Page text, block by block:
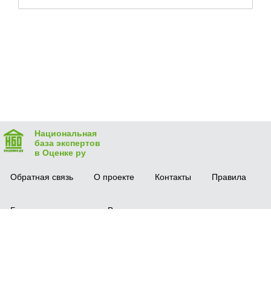
Национальная
база экспертов
в Оценке ру
Обратная связь О проекте Контакты Правила
Безопасная сделка Вопрос-ответ